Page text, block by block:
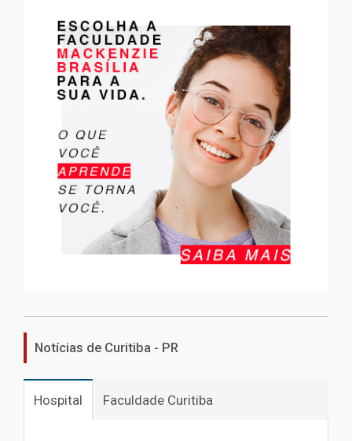
Notícias de Curitiba - PR
Hospital Faculdade Curitiba